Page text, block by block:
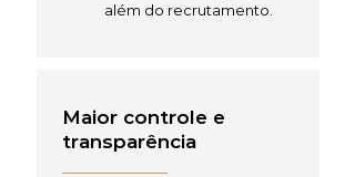
além do recrutamento.
Maior controle e
transparência